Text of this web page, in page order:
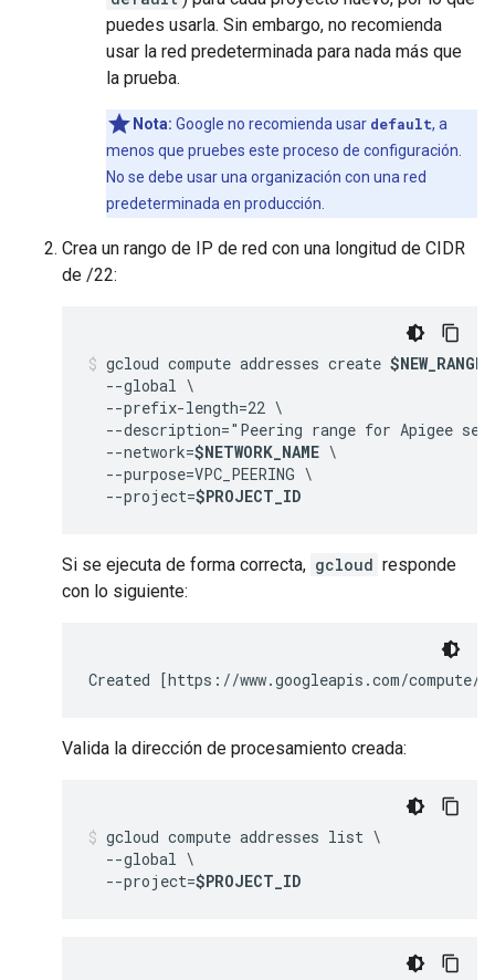
puedes usarla. Sin embargo, no recomienda
usar la red predeterminada para nada más que
la prueba.
Nota: Google no recomienda usar default, a
menos que pruebes este proceso de configuración.
No se debe usar una organización con una red
predeterminada en producción.
Crea un rango de IP de red con una longitud de CIDR
de /22:
gcloud compute addresses create
  --global \
  --prefix-length=22 \
--description="Peering range for Apigee
  --network=
$NETWORK_NAME \
  --purpose=VPC_PEERING \
  --project=
$PROJECT_ID
Si se ejecuta de forma correcta, gcloud responde
con lo siguiente:
Created [https://www.googleapis.com/
Valida la dirección de procesamiento creada:
gcloud compute addresses list \
  --global \
  --project=
$PROJECT_ID